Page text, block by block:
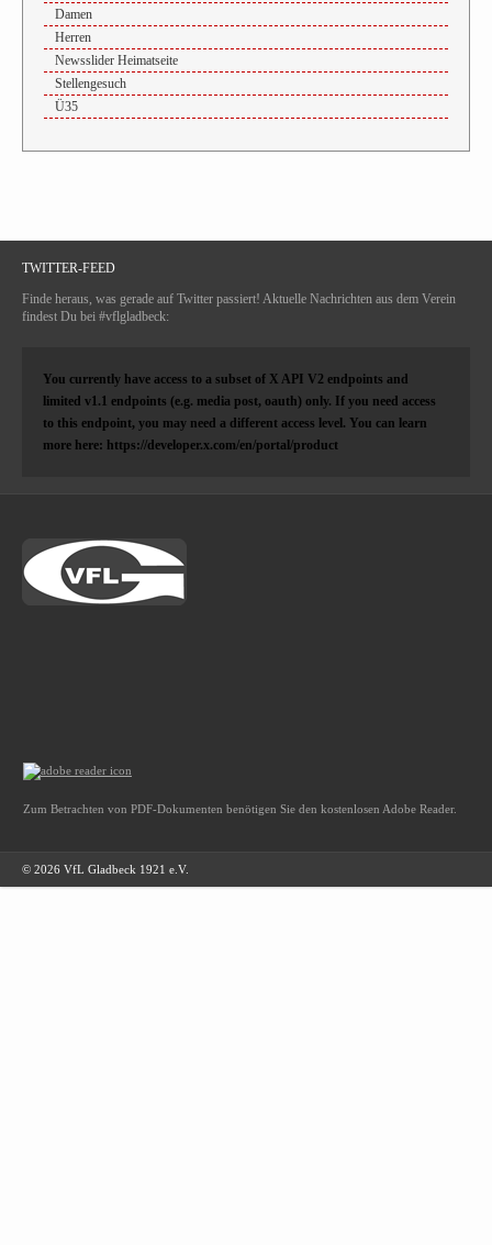
Damen
Herren
Newsslider Heimatseite
Stellengesuch
Ü35
TWITTER-FEED
Finde heraus, was gerade auf Twitter passiert! Aktuelle Nachrichten aus dem Verein
findest Du bei #vflgladbeck:
You currently have access to a subset of X API V2 endpoints and
limited v1.1 endpoints (e.g. media post, oauth) only. If you need access
to this endpoint, you may need a different access level. You can learn
more here: https://developer.x.com/en/portal/product
Zum Betrachten von PDF-Dokumenten benötigen Sie den kostenlosen Adobe Reader.
© 2026 VfL Gladbeck 1921 e.V.